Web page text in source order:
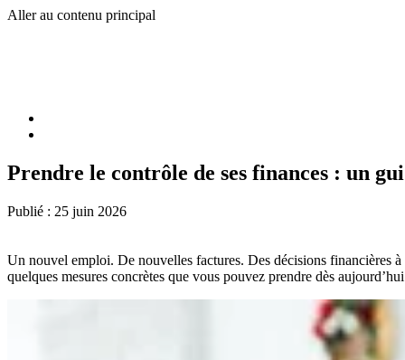
Aller au contenu principal
Prendre le contrôle de ses finances : un
Publié : 25 juin 2026
Un nouvel emploi. De nouvelles factures. Des décisions financières
quelques mesures concrètes que vous pouvez prendre dès